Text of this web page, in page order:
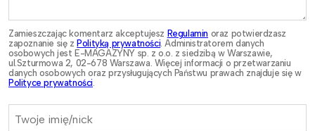
Zamieszczając komentarz akceptujesz Regulamin oraz potwierdzasz
zapoznanie się z Polityką prywatności. Administratorem danych
osobowych jest E-MAGAZYNY sp. z o.o. z siedzibą w Warszawie,
ul.Szturmowa 2, 02-678 Warszawa. Więcej informacji o przetwarzaniu
danych osobowych oraz przysługujących Państwu prawach znajduje się w
Polityce prywatności.